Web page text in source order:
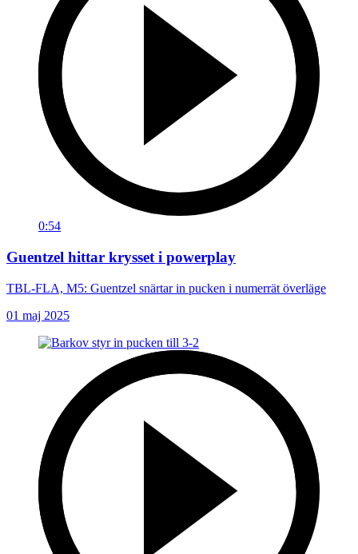
0:54
Guentzel hittar krysset i powerplay
TBL-FLA, M5: Guentzel snärtar in pucken i numerrät överläge
01 maj 2025